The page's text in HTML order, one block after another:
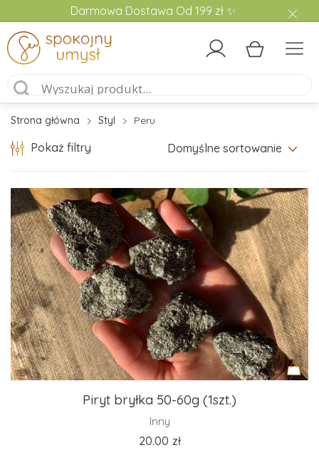
Darmowa Dostawa Od 199 zł ✨
Strona główna Styl Peru
Pokaż filtry Domyślne sortowanie
Piryt bryłka 50-60g (1szt.)
Inny
20.00 zł